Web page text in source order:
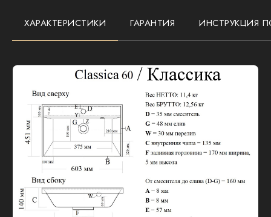
ХАРАКТЕРИСТИКИ ГАРАНТИЯ ИНСТРУКЦИЯ
Тип раковины:
мебельная и на столешницу
арматура
48 МЕС
Гарантия на все наши изделия при
использовании в домашних условиях
В течение этого срока мы гарантируем
качество и соответствие продукции
заявленным характеристикам. В случае
выявления производственных дефектов или
несоответствия, мы осуществляем бесплатный
ремонт или замену изделия.